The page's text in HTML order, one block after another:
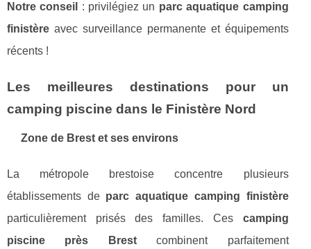
Notre conseil : privilégiez un parc aquatique camping
finistère avec surveillance permanente et équipements
récents !
Les meilleures destinations pour un
camping piscine dans le Finistère Nord
Zone de Brest et ses environs
La métropole brestoise concentre plusieurs
établissements de parc aquatique camping finistère
particulièrement prisés des familles. Ces camping
piscine près Brestcombinent parfaitement